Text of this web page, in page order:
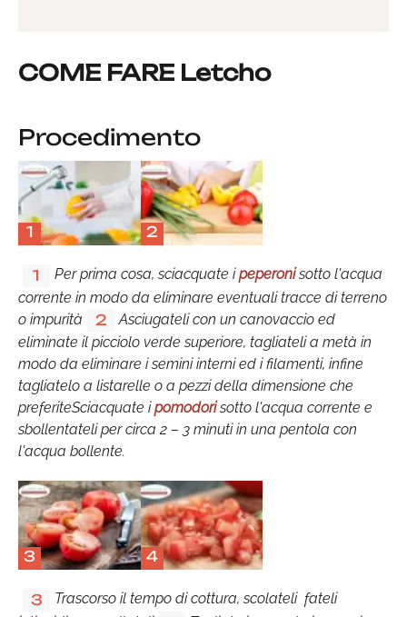
COME FARE Letcho
Procedimento
1 2
1 Per prima cosa, sciacquate ipeperonisotto l'acqua
corrente in modo da eliminare eventuali tracce di terreno
o impurità
2
Asciugateli con un canovaccio ed
eliminate il picciolo verde superiore, tagliateli a metà in
modo da eliminare i semini interni ed i filamenti, infine
tagliatelo a listarelle o a pezzi della dimensione che
preferiteSciacquate ipomodorisotto l'acqua corrente e
sbollentateli per circa 2 – 3 minuti in una pentola con
l'acqua bollente.
3 4
3
Trascorso il tempo di cottura, scolateli fateli